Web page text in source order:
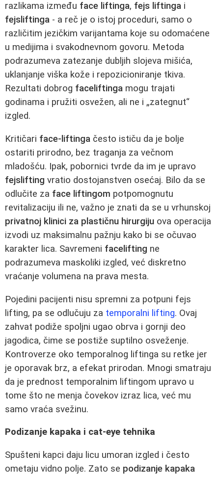
razlikama između face liftinga, fejs liftinga i
fejsliftinga - a reč je o istoj proceduri, samo o
različitim jezičkim varijantama koje su odomaćene
u medijima i svakodnevnom govoru. Metoda
podrazumeva zatezanje dubljih slojeva mišića,
uklanjanje viška kože i repozicioniranje tkiva.
Rezultati dobrog faceliftinga mogu trajati
godinama i pružiti osvežen, ali ne i „zategnut“
izgled.
Kritičari face-liftinga često ističu da je bolje
ostariti prirodno, bez traganja za večnom
mladošću. Ipak, pobornici tvrde da im je upravo
fejslifting vratio dostojanstven osećaj. Bilo da se
odlučite za face liftingom potpomognutu
revitalizaciju ili ne, važno je znati da se u vrhunskoj
privatnoj klinici za plastičnu hirurgiju ova operacija
izvodi uz maksimalnu pažnju kako bi se očuvao
karakter lica. Savremeni facelifting ne
podrazumeva maskoliki izgled, već diskretno
vraćanje volumena na prava mesta.
Pojedini pacijenti nisu spremni za potpuni fejs
lifting, pa se odlučuju za temporalni lifting. Ovaj
zahvat podiže spoljni ugao obrva i gornji deo
jagodica, čime se postiže suptilno osveženje.
Kontroverze oko temporalnog liftinga su retke jer
je oporavak brz, a efekat prirodan. Mnogi smatraju
da je prednost temporalnim liftingom upravo u
tome što ne menja čovekov izraz lica, već mu
samo vraća svežinu.
Podizanje kapaka i cat-eye tehnika
Spušteni kapci daju licu umoran izgled i često
ometaju vidno polje. Zato se podizanje kapaka